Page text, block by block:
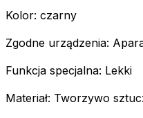
Kolor: czarny
Zgodne urządzenia:
Funkcja specjalna: Lekki
Materiał: Tworzywo